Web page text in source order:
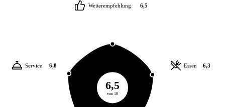
6,5
von 10
Weiterempfehlung 6,5
Essen 6,3
Service 6,8